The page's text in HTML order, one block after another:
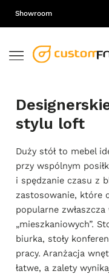
Showroom
stylu loft
Duży stół to mebel
przy wspólnym
i spędzanie czasu z
zastosowanie, które
popularne
„mieszkaniowych”.
biurka, stoły
pracy. Aranżacja
łatwe, a zalety